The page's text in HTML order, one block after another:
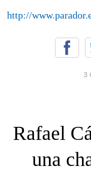
http://
3
Rafael
una